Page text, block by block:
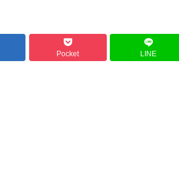
Pocket LINE